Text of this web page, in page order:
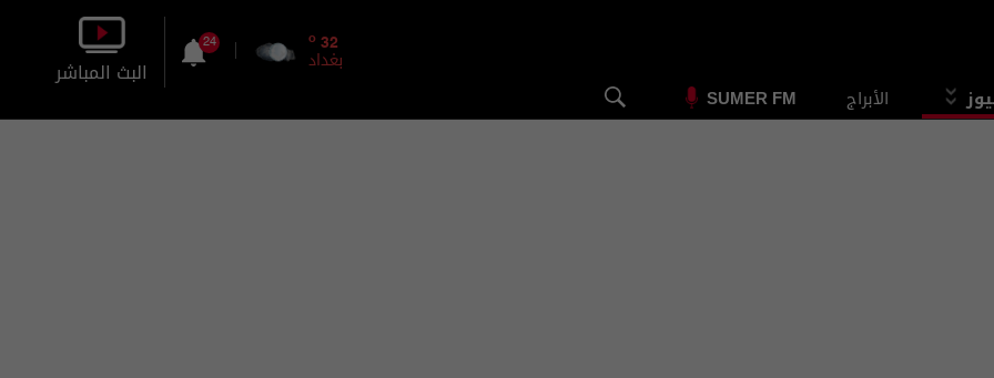
الأبراج SUMER FM
32
o
بغداد
24
البث المباشر